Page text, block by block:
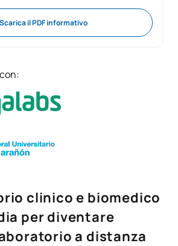
Scarica il PDF informativo
clinico e biomedico
per diventare
a distanza